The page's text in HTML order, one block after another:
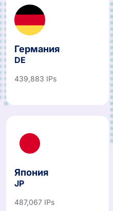
Германия
DE
439,883 IPs
Япония
JP
487,067 IPs